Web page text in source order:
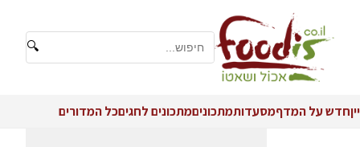
🔍
ייןחדש על המדףמסעדותמתכוניםמתכונים לחגיםכל המדורים